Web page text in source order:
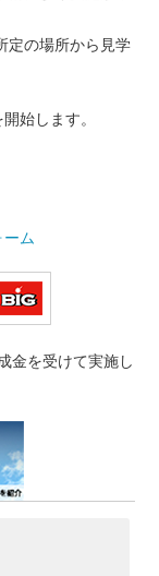
定の場所から見学
始します。
ム
金を受けて実施し